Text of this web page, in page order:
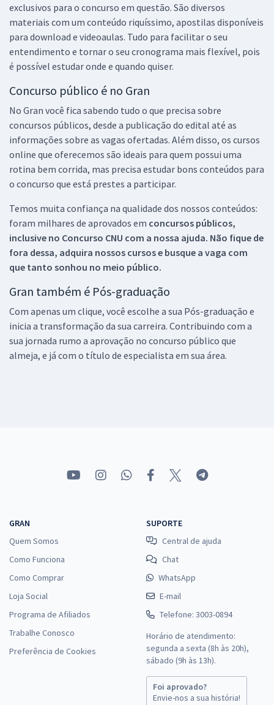
exclusivos para o concurso em questão. São diversos
materiais com um conteúdo riquíssimo, apostilas disponíveis
para download e videoaulas. Tudo para facilitar o seu
entendimento e tornar o seu cronograma mais flexível, pois
é possível estudar onde e quando quiser.
Concurso público é no Gran
No Gran você fica sabendo tudo o que precisa sobre
concursos públicos, desde a publicação do edital até as
informações sobre as vagas ofertadas. Além disso, os cursos
online que oferecemos são ideais para quem possui uma
rotina bem corrida, mas precisa estudar bons conteúdos para
o concurso que está prestes a participar.
Temos muita confiança na qualidade dos nossos conteúdos:
foram milhares de aprovados em concursos públicos,
inclusive no Concurso CNU com a nossa ajuda. Não fique de
fora dessa, adquira nossos cursos e busque a vaga com
que tanto sonhou no meio público.
Gran também é Pós-graduação
Com apenas um clique, você escolhe a sua Pós-graduação e
inicia a transformação da sua carreira. Contribuindo com a
sua jornada rumo a aprovação no concurso público que
almeja, e já com o título de especialista em sua área.
GRAN
Quem Somos
Como Funciona
Como Comprar
Loja Social
Programa de Afiliados
Trabalhe Conosco
Preferência de Cookies
SUPORTE
Central de ajuda
Chat
WhatsApp
E-mail
Telefone: 3003-0894
Horário de atendimento:
segunda a sexta (8h às 20h),
sábado (9h às 13h).
Foi aprovado?
Envie-nos a sua história!